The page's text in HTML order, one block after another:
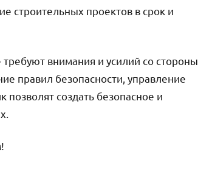
строительных проектов в срок и
внимания и усилий со стороны
правил безопасности, управление
создать безопасное и